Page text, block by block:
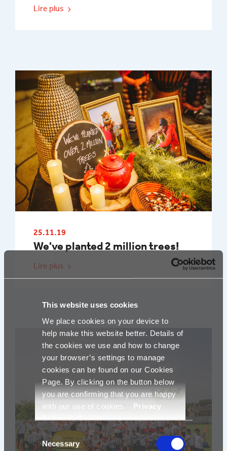
This website uses cookies
We place cookies on your device to
help make this website better. Details of
the cookies we use and how to change
your browser’s settings to manage
cookies can be found on our Cookies
Page. By clicking on the button below
you are confirming that you are happy
with our use of cookies. Privacy
Policy|Cookies
Consent
Selection
Necessary
Lire plus
25.11.19
We've planted 2 million trees!
Lire plus